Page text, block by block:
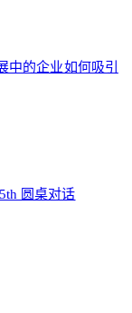
中的企业如何吸引
圆桌对话